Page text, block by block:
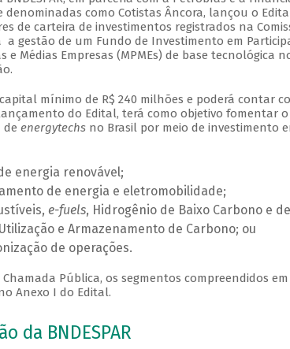
como Cotistas Âncora, lançou o
de carteira de investimentos registrados na
gestão de um Fundo de Investimento em
e Médias Empresas (MPMEs) de base tecnológica
capital mínimo de R$ 240 milhões e poderá contar
do Edital, terá como objetivo fomentar
de energytechsno Brasil por meio de investimento
energia renovável;
de energia e eletromobilidade;
e-fuels, Hidrogênio de Baixo Carbono e
e Armazenamento de Carbono; ou
de operações.
Chamada Pública, os segmentos compreendidos
Anexo I do Edital.
da BNDESPAR